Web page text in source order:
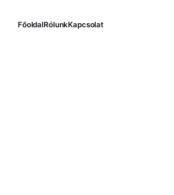
FőoldalRólunkKapcsolat